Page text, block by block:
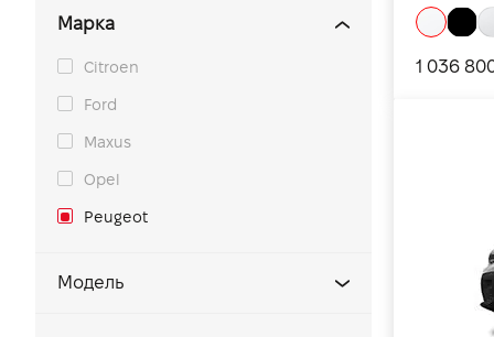
Марка
Citroen
Ford
Maxus
Opel
Peugeot
Модель
1 036